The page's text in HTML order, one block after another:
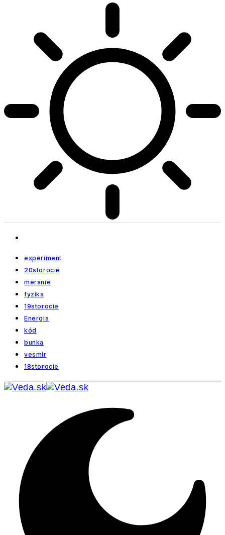
experiment
20storocie
meranie
fyzika
19storocie
Energia
kód
bunka
vesmír
18storocie